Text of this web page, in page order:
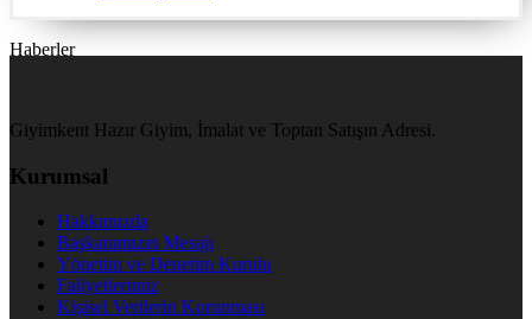
Haberler
Giyimkent Hazır Giyim, İmalat ve Toptan Satışın Adresi.
Kurumsal
Hakkımızda
Başkanımızın Mesajı
Yönetim ve Denetim Kurulu
Faliyetlerimiz
Kişisel Verilerin Korunması